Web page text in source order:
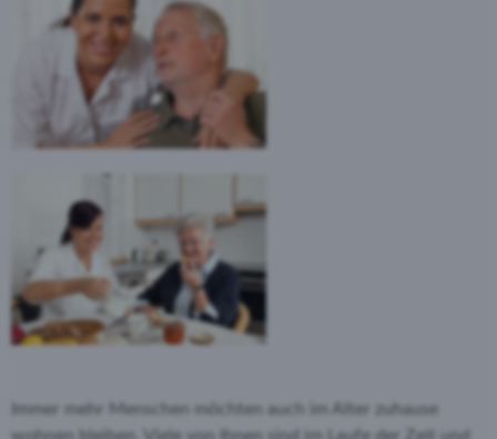
Immer mehr Menschen möchten auch im Alter zuhause